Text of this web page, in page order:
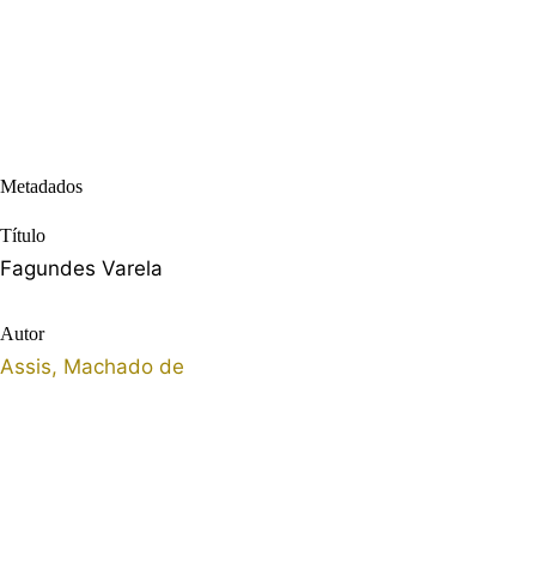
Metadados
Título
Fagundes Varela
Autor
Assis, Machado de